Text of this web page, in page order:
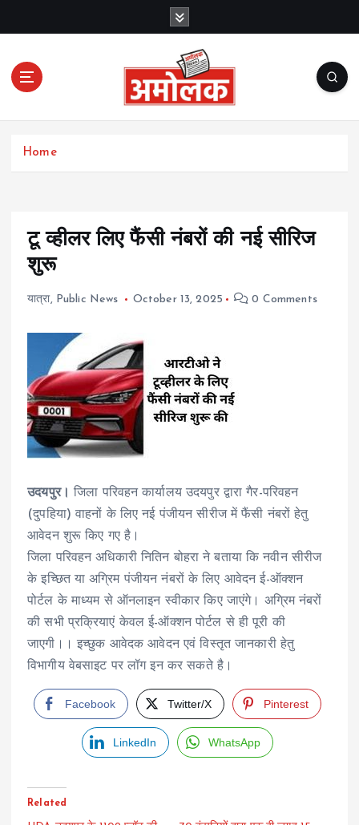
c
Amolak News
Home
टू व्हीलर लिए फैंसी नंबरों की नई सीरिज
शुरू
यात्रा, Public News October 13, 2025 0 Comments
उदयपुर।जिला परिवहन कार्यालय उदयपुर द्वारा गैर-परिवहन
(दुपहिया) वाहनों के लिए नई पंजीयन सीरीज में फैंसी नंबरों हेतु
आवेदन शुरू किए गए है।
जिला परिवहन अधिकारी नितिन बोहरा ने बताया कि नवीन सीरीज
के इच्छित या अग्रिम पंजीयन नंबरों के लिए आवेदन ई-ऑक्शन
पोर्टल के माध्यम से ऑनलाइन स्वीकार किए जाएंगे। अग्रिम नंबरों
की सभी प्रक्रियाएं केवल ई-ऑक्शन पोर्टल से ही पूरी की
जाएगी।। इच्छुक आवेदक आवेदन एवं विस्तृत जानकारी हेतु
विभागीय वेबसाइट पर लॉग इन कर सकते है।
Facebook Twitter/X Pinterest
LinkedIn WhatsApp
Related